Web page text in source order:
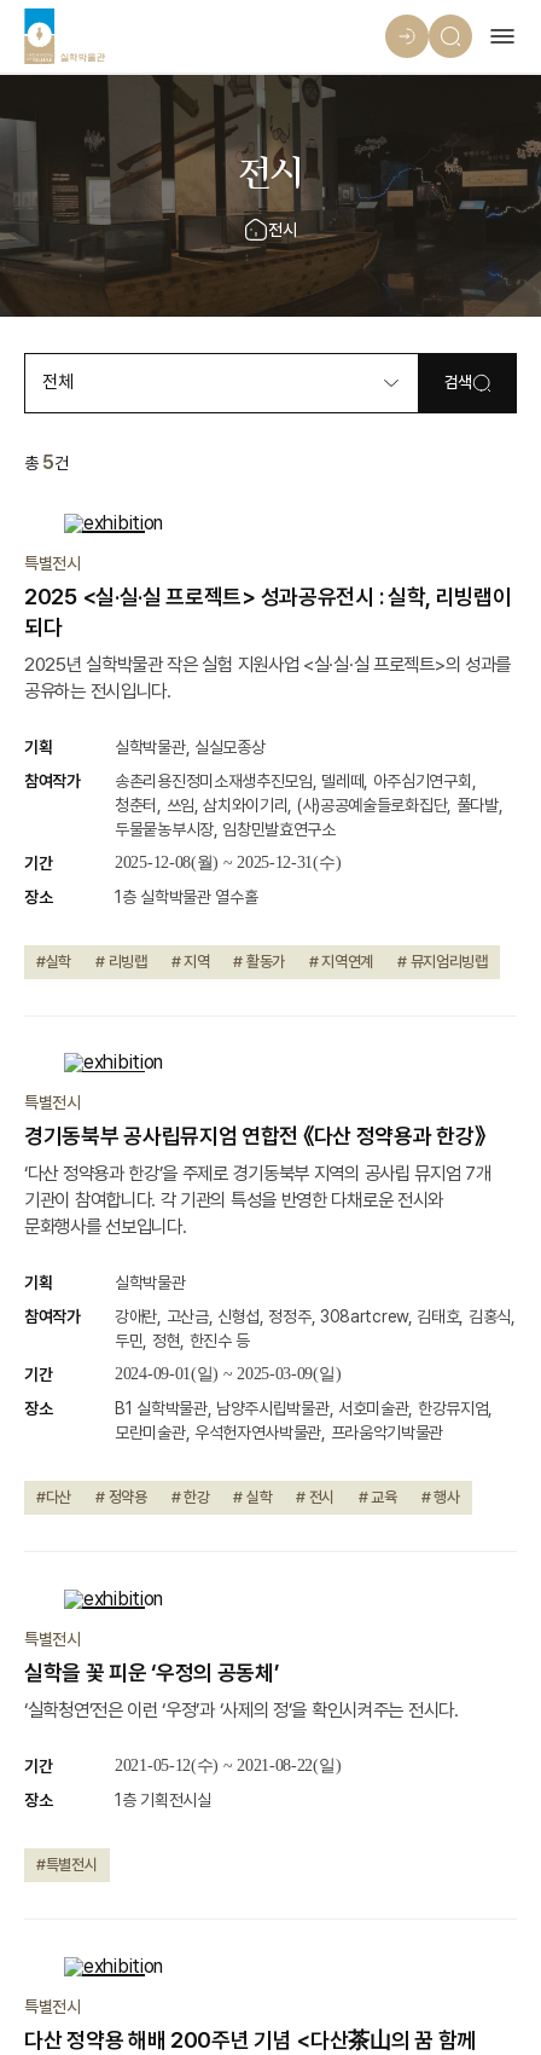
전시
전시
전체 검색
총 5건
특별전시
2025 <실·실·실 프로젝트> 성과공유전시 : 실학, 리빙랩이
되다
2025년 실학박물관 작은 실험 지원사업 <실·실·실 프로젝트>의 성과를
공유하는 전시입니다.
기획
실학박물관, 실실모종상
참여작가
송촌리용진정미소재생추진모임, 델레떼, 아주심기연구회,
청춘터, 쓰임, 삼치와이기리, (사)공공예술들로화집단, 풀다발,
두물뭍농부시장, 임창민발효연구소
기간
2025-12-08(월) ~ 2025-12-31(수)
장소 1층 실학박물관 열수홀
#실학 # 리빙랩 # 지역 # 활동가 # 지역연계 # 뮤지엄리빙랩
특별전시
경기동북부 공사립뮤지엄 연합전 《다산 정약용과 한강》
‘다산 정약용과 한강’을 주제로 경기동북부 지역의 공사립 뮤지엄 7개
기관이 참여합니다. 각 기관의 특성을 반영한 다채로운 전시와
문화행사를 선보입니다.
기획
실학박물관
참여작가
강애란, 고산금, 신형섭, 정정주, 308artcrew, 김태호, 김홍식,
두민, 정현, 한진수 등
기간
2024-09-01(일) ~ 2025-03-09(일)
장소
B1 실학박물관, 남양주시립박물관, 서호미술관, 한강뮤지엄,
모란미술관, 우석헌자연사박물관, 프라움악기박물관
#다산 # 정약용 # 한강 # 실학 # 전시 # 교육 # 행사
특별전시
실학을 꽃 피운 ‘우정의 공동체’
‘실학청연’전은 이런 ‘우정’과 ‘사제의 정’을 확인시켜주는 전시다.
기간 2021-05-12(수) ~ 2021-08-22(일)
장소 1층 기획전시실
#특별전시
특별전시
다산 정약용 해배 200주년 기념 <다산茶山의 꿈 함께